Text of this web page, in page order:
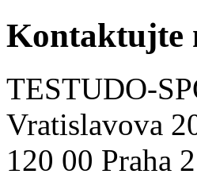
Kontaktujte
TESTUDO-
Vratislavova
120 00 Praha 2